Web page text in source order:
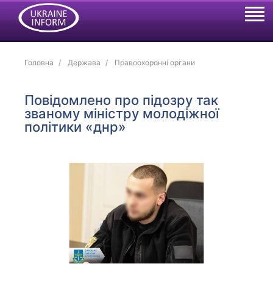
Головна Держава Правоохоронні органи
Повідомлено про підозру так
званому міністру молодіжної
політики «днр»